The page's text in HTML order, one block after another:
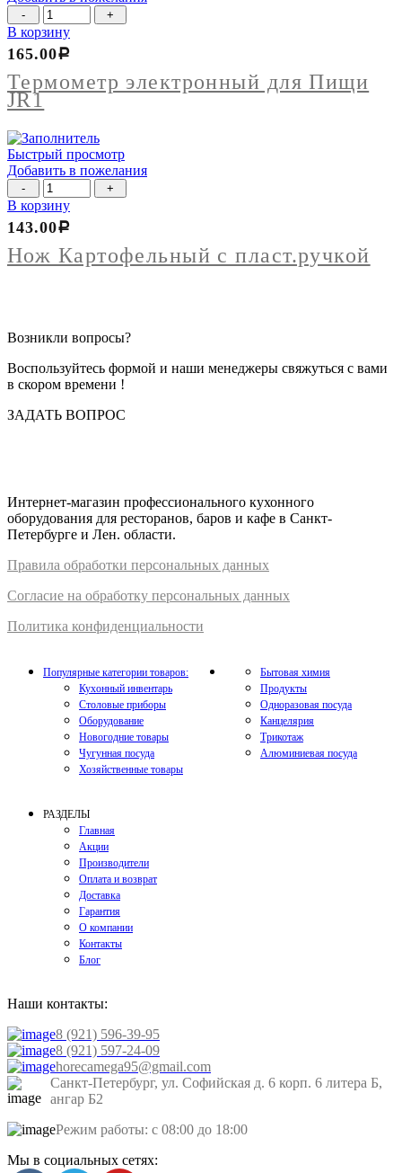
150мм
вес
1,4кг(шт)
Количество
товара
Термометр
электронный
для
Пищи
JR1
В корзину
Термометр электронный для Пищи
JR1
165.00Р
Быстрый просмотр
Добавить в пожелания
Количество
товара
Нож
Картофельный
с
пласт.ручкой
В корзину
Нож Картофельный с пласт.ручкой
143.00Р
Возникли вопросы?
Воспользуйтесь формой и наши менеджеры свяжуться с вами
в скором времени !
ЗАДАТЬ ВОПРОС
Интернет-магазин профессионального кухонного
оборудования для ресторанов, баров и кафе в Санкт-
Петербурге и Лен. области.
Правила обработки персональных данных
Согласие на обработку персональных данных
Политика конфиденциальности
Популярные категории товаров:
Кухонный инвентарь
Столовые приборы
Оборудование
Новогодние товары
Чугунная посуда
Хозяйственные товары
Бытовая химия
Продукты
Одноразовая посуда
Канцелярия
Трикотаж
Алюминиевая посуда
РАЗДЕЛЫ
Главная
Акции
Производители
Оплата и возврат
Доставка
Гарантия
О компании
Контакты
Блог
Наши контакты:
8 (921) 596-39-95
8 (921) 597-24-09
horecamega95@gmail.com
Санкт-Петербург, ул. Софийская д. 6 корп. 6 литера Б,
ангар Б2
Режим работы: с 08:00 до 18:00
Мы в социальных сетях: